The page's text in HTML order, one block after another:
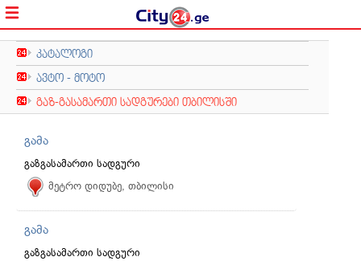
კატალოგი
ავტო - მოტო
გაზ-გასამართი სადგურები თბილისში
გამა
გაზგასამართი სადგური
მეტრო დიდუბე, თბილისი
გამა
გაზგასამართი სადგური